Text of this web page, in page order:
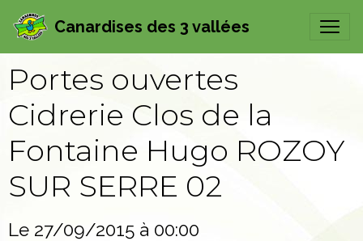
Canardises des 3 vallées
Portes ouvertes
Cidrerie Clos de la
Fontaine Hugo ROZOY
SUR SERRE 02
Le 27/09/2015 à 00:00